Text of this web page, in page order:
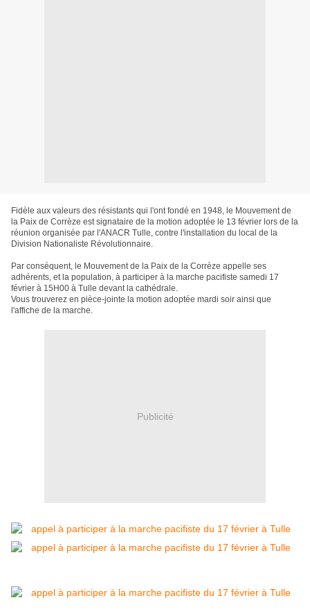
Fidèle aux valeurs des résistants qui l'ont fondé en 1948, le Mouvement de
la Paix de Corrèze est signataire de la motion adoptée le 13 février lors de la
réunion organisée par l'ANACR Tulle, contre l'installation du local de la
Division Nationaliste Révolutionnaire.
Par conséquent, le Mouvement de la Paix de la Corrèze appelle ses
adhérents, et la population, à participer à la marche pacifiste samedi 17
février à 15H00 à Tulle devant la cathédrale.
Vous trouverez en pièce-jointe la motion adoptée mardi soir ainsi que
l'affiche de la marche.
Publicité